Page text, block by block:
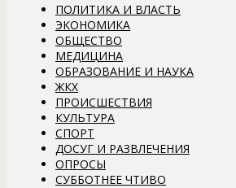
ПОЛИТИКА И ВЛАСТЬ
ЭКОНОМИКА
ОБЩЕСТВО
МЕДИЦИНА
ОБРАЗОВАНИЕ И НАУКА
ЖКХ
ПРОИСШЕСТВИЯ
КУЛЬТУРА
СПОРТ
ДОСУГ И РАЗВЛЕЧЕНИЯ
ОПРОСЫ
СУББОТНЕЕ ЧТИВО